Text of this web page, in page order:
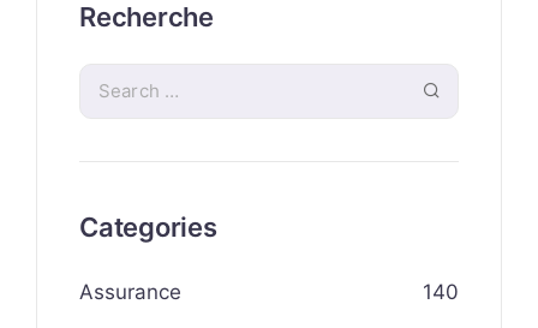
Recherche
Categories
Assurance 140